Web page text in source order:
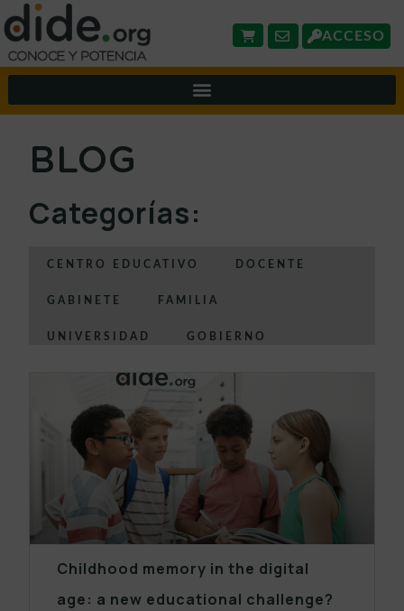
ACCESO
BLOG
Categorías:
CENTRO EDUCATIVO DOCENTE
GABINETE FAMILIA
UNIVERSIDAD GOBIERNO
Childhood memory in the digital
age: a new educational challenge?